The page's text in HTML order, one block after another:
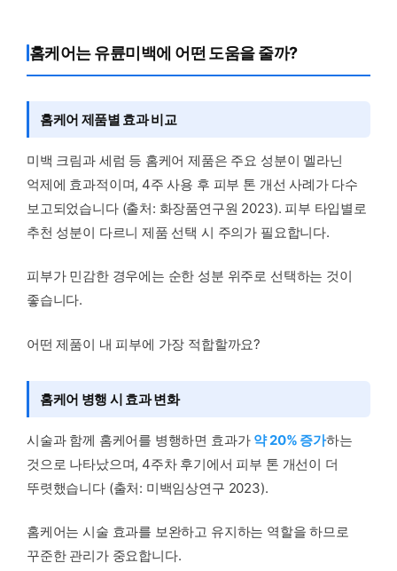
홈케어는 유륜미백에 어떤 도움을 줄까?
홈케어 제품별 효과 비교
미백 크림과 세럼 등 홈케어 제품은 주요 성분이 멜라닌
억제에 효과적이며, 4주 사용 후 피부 톤 개선 사례가 다수
보고되었습니다 (출처: 화장품연구원 2023). 피부 타입별로
추천 성분이 다르니 제품 선택 시 주의가 필요합니다.
피부가 민감한 경우에는 순한 성분 위주로 선택하는 것이
좋습니다.
어떤 제품이 내 피부에 가장 적합할까요?
홈케어 병행 시 효과 변화
시술과 함께 홈케어를 병행하면 효과가 약 20% 증가하는
것으로 나타났으며, 4주차 후기에서 피부 톤 개선이 더
뚜렷했습니다 (출처: 미백임상연구 2023).
홈케어는 시술 효과를 보완하고 유지하는 역할을 하므로
꾸준한 관리가 중요합니다.